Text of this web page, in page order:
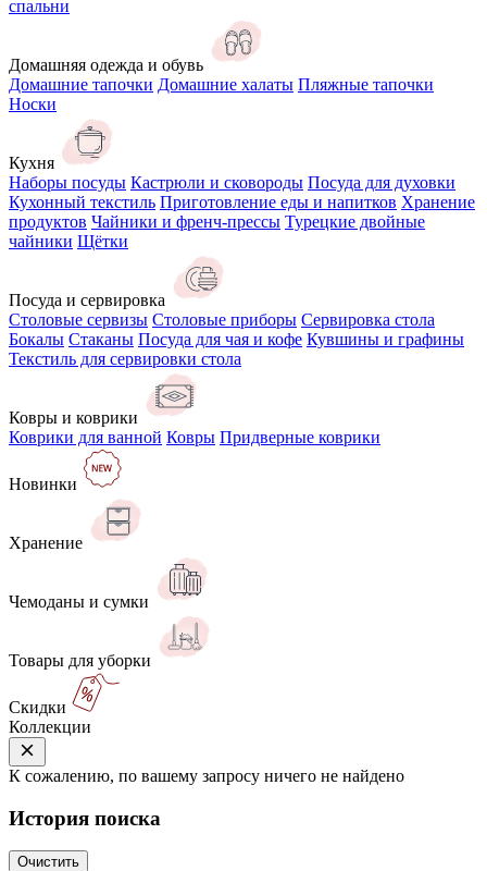
спальни
Домашняя одежда и обувь
Домашние тапочки Домашние халаты Пляжные тапочки
Носки
Кухня
Наборы посуды Кастрюли и сковороды Посуда для духовки
Кухонный текстиль Приготовление еды и напитков Хранение
продуктов Чайники и френч-прессы Турецкие двойные
чайники Щётки
Посуда и сервировка
Столовые сервизы Столовые приборы Сервировка стола
Бокалы Стаканы Посуда для чая и кофе Кувшины и графины
Текстиль для сервировки стола
Ковры и коврики
Коврики для ванной Ковры Придверные коврики
Новинки
Хранение
Чемоданы и сумки
Товары для уборки
Скидки
Коллекции
К сожалению, по вашему запросу ничего не найдено
История поиска
Очистить